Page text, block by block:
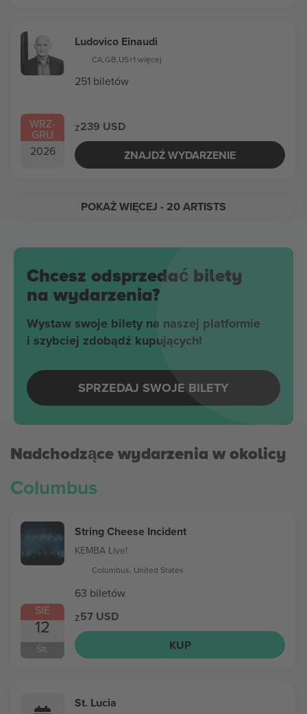
WRZ-
GRU
2026
Ludovico Einaudi
CA,GB,US+1 więcej
251 biletów
z239 USD
ZNAJDŹ WYDARZENIE
POKAŻ WIĘCEJ - 20 ARTISTS
Chcesz odsprzedać bilety
na wydarzenia?
Wystaw swoje bilety na naszej platformie
i szybciej zdobądź kupujących!
SPRZEDAJ SWOJE BILETY
Nadchodzące wydarzenia w okolicy
Columbus
SIE
12
ŚR.
String Cheese Incident
KEMBA Live!
Columbus, United States
63 biletów
z57 USD
KUP
St. Lucia